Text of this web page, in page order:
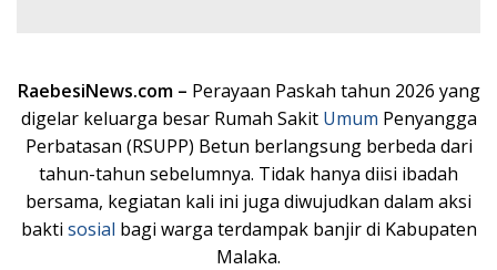
RaebesiNews.com – Perayaan Paskah tahun 2026 yang
digelar keluarga besar Rumah Sakit Umum Penyangga
Perbatasan (RSUPP) Betun berlangsung berbeda dari
tahun-tahun sebelumnya. Tidak hanya diisi ibadah
bersama, kegiatan kali ini juga diwujudkan dalam aksi
bakti sosial bagi warga terdampak banjir di Kabupaten
Malaka.